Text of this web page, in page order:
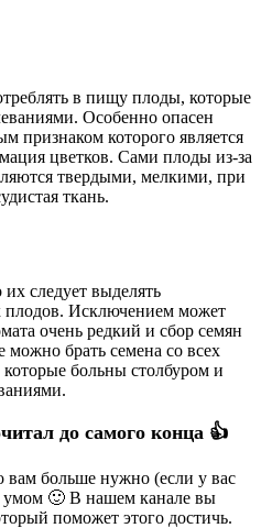
в пищу плоды, которые
Особенно опасен
признаком которого является
цветков. Сами плоды из-за
твердыми, мелкими, при
ткань.
их следует выделять
плодов. Исключением может
очень редкий и сбор семян
можно брать семена со всех
больны столбуром и
до самого конца 👍
вам больше нужно (если у вас
умом 🙂 В нашем канале вы
поможет этого достичь.